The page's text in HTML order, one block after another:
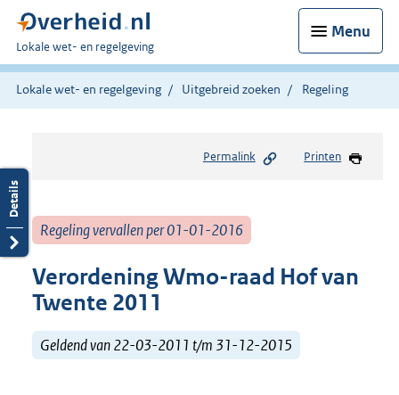
Menu
U
bent
hier:
Lokale wet- en regelgeving
Lokale wet- en regelgeving Uitgebreid zoeken Regeling
Permalink Printen
Regeling vervallen per 01-01-2016
Verordening Wmo-raad Hof van
Twente 2011
Geldend van 22-03-2011 t/m 31-12-2015